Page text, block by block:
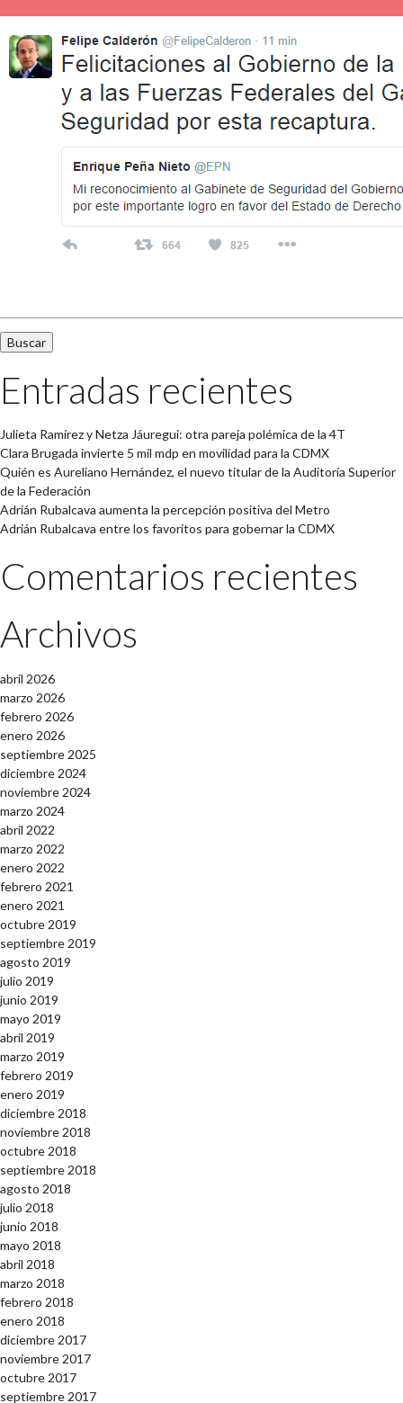
→
Entradas recientes
Julieta Ramírez y Netza Jáuregui: otra pareja polémica de la 4T
Clara Brugada invierte 5 mil mdp en movilidad para la CDMX
Quién es Aureliano Hernández, el nuevo titular de la Auditoría Superior
de la Federación
Adrián Rubalcava aumenta la percepción positiva del Metro
Adrián Rubalcava entre los favoritos para gobernar la CDMX
Comentarios recientes
Archivos
abril 2026
marzo 2026
febrero 2026
enero 2026
septiembre 2025
diciembre 2024
noviembre 2024
marzo 2024
abril 2022
marzo 2022
enero 2022
febrero 2021
enero 2021
octubre 2019
septiembre 2019
agosto 2019
julio 2019
junio 2019
mayo 2019
abril 2019
marzo 2019
febrero 2019
enero 2019
diciembre 2018
noviembre 2018
octubre 2018
septiembre 2018
agosto 2018
julio 2018
junio 2018
mayo 2018
abril 2018
marzo 2018
febrero 2018
enero 2018
diciembre 2017
noviembre 2017
octubre 2017
septiembre 2017